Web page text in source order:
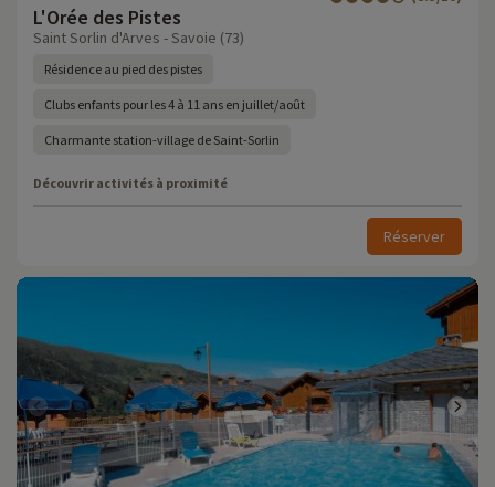
L'Orée des Pistes
Saint Sorlin d'Arves - Savoie (73)
Résidence au pied des pistes
Clubs enfants pour les 4 à 11 ans en juillet/août
Charmante station-village de Saint-Sorlin
Découvrir activités à proximité
Réserver